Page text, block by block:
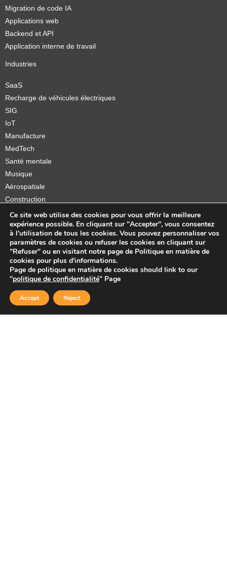
Migration de code IA
Applications web
Backend et API
Application interne de travail
Industries
SaaS
Recharge de véhicules électriques
SIG
IoT
Manufacture
MedTech
Santé mentale
Musique
Aérospatiale
Construction
Orthèses et prothèses
Startups
Copyright © 2026 Sidekick Interactive Inc.
Ce site web utilise des cookies pour vous offrir la meilleure
expérience possible. En cliquant sur "Accepter", vous consentez
à l'utilisation de tous les cookies. Vous pouvez personnaliser vos
paramètres de cookies ou refuser les cookies en cliquant sur
"Refuser" ou en visitant notre page de Politique en matière de
cookies pour plus d'informations.
Page de politique en matière de cookies should link to our
"politique de confidentialité" Page
Accept Reject